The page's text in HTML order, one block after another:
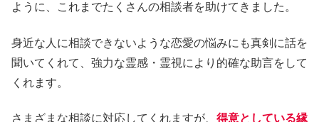
ように、これまでたくさんの相談者を助けてきました。
身近な人に相談できないような恋愛の悩みにも真剣に話を
聞いてくれて、強力な霊感・霊視により的確な助言をして
くれます。
さまざまな相談に対応してくれますが、 得意としている縁